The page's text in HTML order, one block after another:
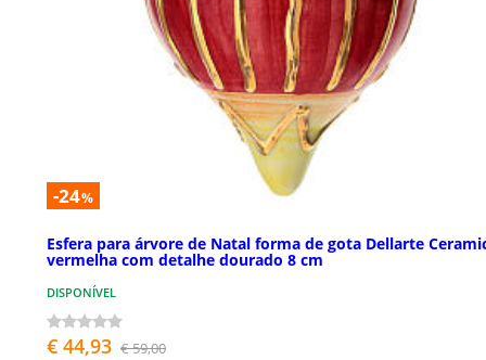
-24%
Esfera para árvore de Natal forma de gota Dellarte
vermelha com detalhe dourado 8 cm
DISPONÍVEL
€ 44,93 € 59,00